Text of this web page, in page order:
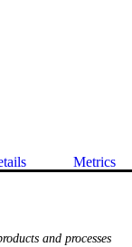
Metrics
and processes